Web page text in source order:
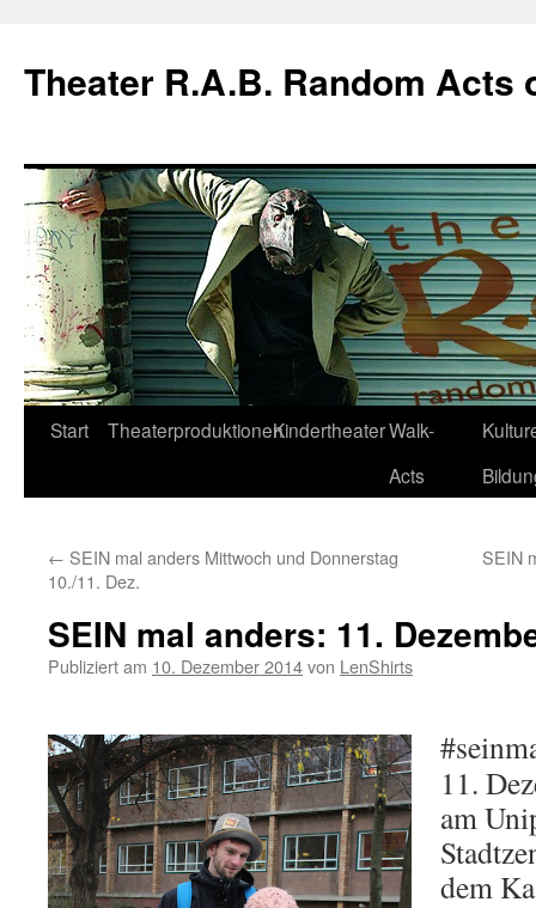
Theater R.A.B. Random Acts
Zum
Start TheaterproduktionenKindertheaterWalk-
Acts
← SEIN mal anders Mittwoch und Donnerstag
10./11. Dez.
SEIN
SEIN mal anders: 11.
Publiziert am 10. Dezember 2014von LenShirts
11.
am
dem